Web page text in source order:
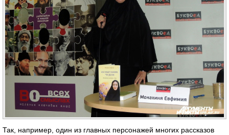
Так, например, один из главных персонажей многих рассказов